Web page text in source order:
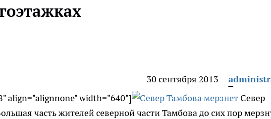
30 сентября 2013
align="alignnone" width="640"]
Север
часть жителей северной части Тамбова до сих пор